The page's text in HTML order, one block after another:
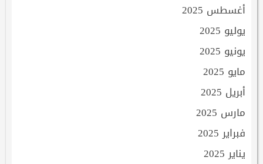
أغسطس 2025
يوليو 2025
يونيو 2025
مايو 2025
أبريل 2025
مارس 2025
فبراير 2025
يناير 2025